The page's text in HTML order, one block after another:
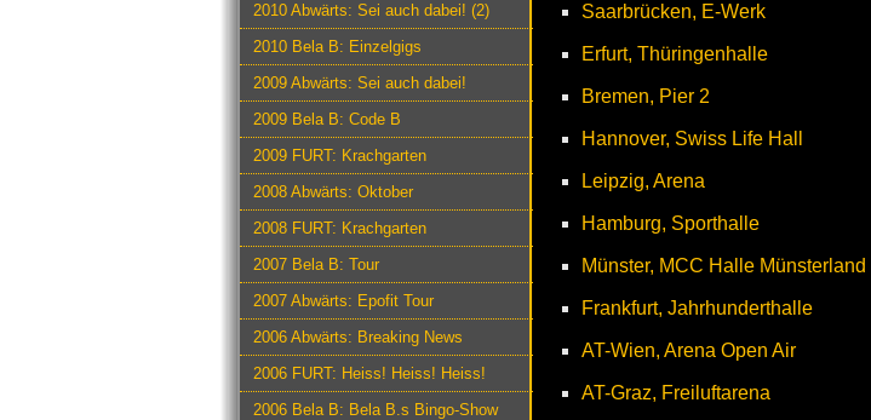
2010 Abwärts: Sei auch dabei! (2)
2010 Bela B: Einzelgigs
2009 Abwärts: Sei auch dabei!
2009 Bela B: Code B
2009 FURT: Krachgarten
2008 Abwärts: Oktober
2008 FURT: Krachgarten
2007 Bela B: Tour
2007 Abwärts: Epofit Tour
2006 Abwärts: Breaking News
2006 FURT: Heiss! Heiss! Heiss!
2006 Bela B: Bela B.s Bingo-Show
Saarbrücken, E-Werk
Erfurt, Thüringenhalle
Bremen, Pier 2
Hannover, Swiss Life Hall
Leipzig, Arena
Hamburg, Sporthalle
Münster, MCC Halle Münsterland
Frankfurt, Jahrhunderthalle
AT-Wien, Arena Open Air
AT-Graz, Freiluftarena